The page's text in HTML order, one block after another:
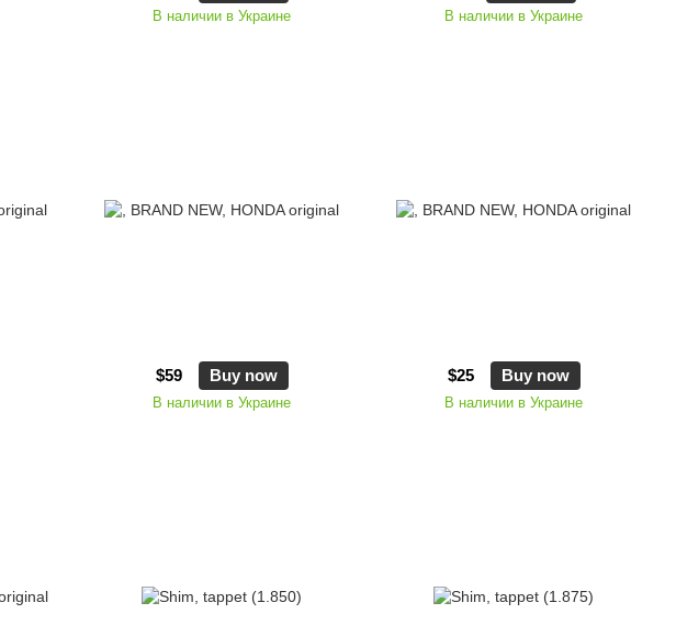
В наличии в Украине В наличии в Украине
$59 Buy now
В наличии в Украине
$25 Buy now
В наличии в Украине